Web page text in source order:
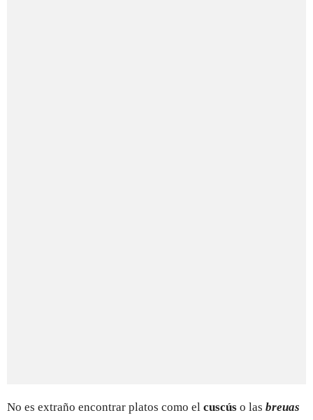
No es extraño encontrar platos como el cuscús o las breuas